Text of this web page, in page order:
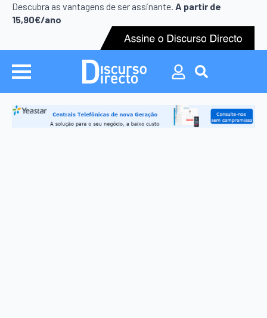
Descubra as vantagens de ser assinante. A partir de
15,90€/ano
Search
for:
Search